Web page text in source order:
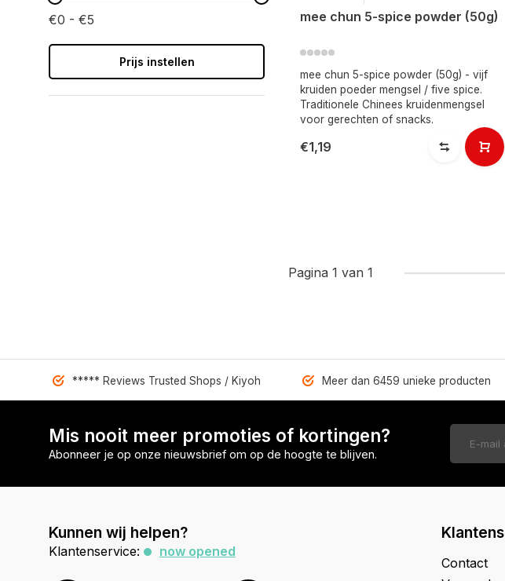
€0 - €5
Prijs instellen
mee chun 5-spice powder (50g)
mee chun 5-spice powder (50g) - vijf
kruiden poeder mengsel / five spice.
Traditionele Chinees kruidenmengsel
voor gerechten of snacks.
€1,19
Pagina 1 van 1
***** Reviews Trusted Shops / Kiyoh Meer dan 6459 unieke producten
Mis nooit meer promoties of kortingen?
Abonneer je op onze nieuwsbrief om op de hoogte te blijven.
Kunnen wij helpen?
Klantenservice: now opened
Contact